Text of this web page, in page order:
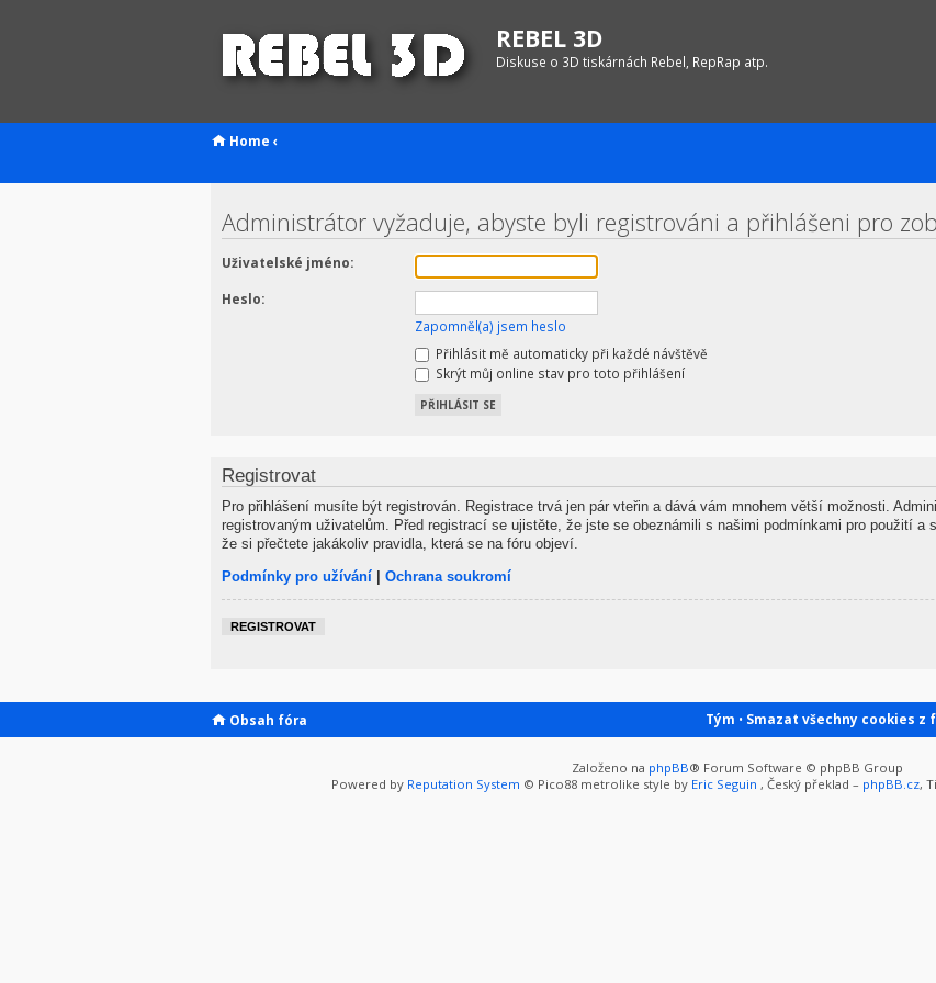
REBEL 3D
Diskuse o 3D tiskárnách Rebel, RepRap atp.
Home ‹
Administrátor vyžaduje, abyste byli registrováni a přihlášeni pro
Uživatelské jméno:
Heslo:
Zapomněl(a) jsem heslo
Přihlásit mě automaticky při každé návštěvě
Skrýt můj online stav pro toto přihlášení
Registrovat
Pro přihlášení musíte být registrován. Registrace trvá jen pár vteřin a dává vám mnohem větší možnosti.
registrovaným uživatelům. Před registrací se ujistěte, že jste se obeznámili s našimi podmínkami pro použití a
že si přečtete jakákoliv pravidla, která se na fóru objeví.
Podmínky pro užívání | Ochrana soukromí
REGISTROVAT
Obsah fóra Tým • Smazat všechny cookies z
Založeno na phpBB® Forum Software © phpBB Group
Powered by Reputation System © Pico88 metrolike style by Eric Seguin , Český překlad – phpBB.cz,